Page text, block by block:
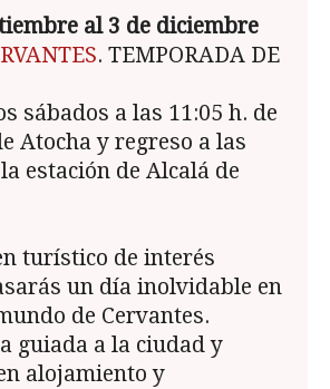
al 3 de diciembre
. TEMPORADA DE
sábados a las 11:05 h. de
Atocha y regreso a las
estación de Alcalá de
turístico de interés
un día inolvidable en
de Cervantes.
guiada a la ciudad y
alojamiento y